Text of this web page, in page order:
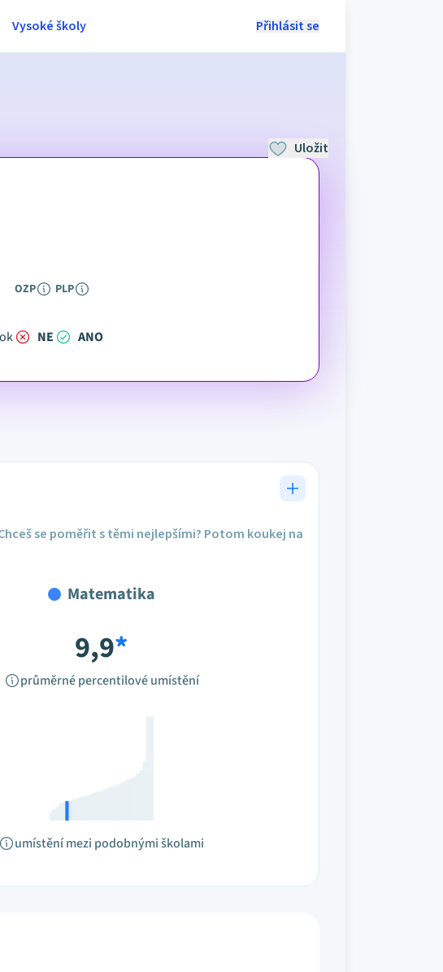
Přihlásit se
Vysoké školy
OZP PLP
NE ANO
Uložit
se poměřit s těmi nejlepšími? Potom koukej na
Matematika
9,9*
průměrné percentilové umístění
umístění mezi podobnými školami